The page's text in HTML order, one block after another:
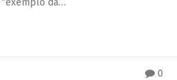
0